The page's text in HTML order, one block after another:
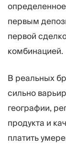
первым
первой
комбинацией.
В реальных
сильно
географии,
продукта и
платить